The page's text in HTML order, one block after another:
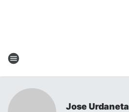
Jose Urdaneta